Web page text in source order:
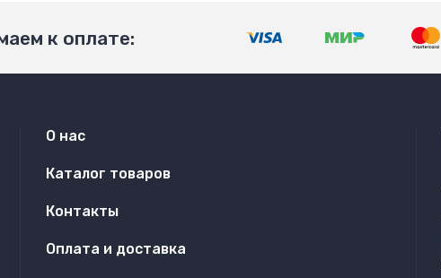
к оплате:
О нас
Каталог товаров
Контакты
Оплата и доставка